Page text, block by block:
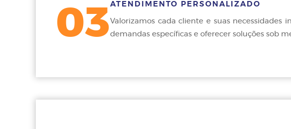
03ATENDIMENTO PERSONALIZADO
Valorizamos cada cliente e suas necessidades
demandas específicas e oferecer soluções sob